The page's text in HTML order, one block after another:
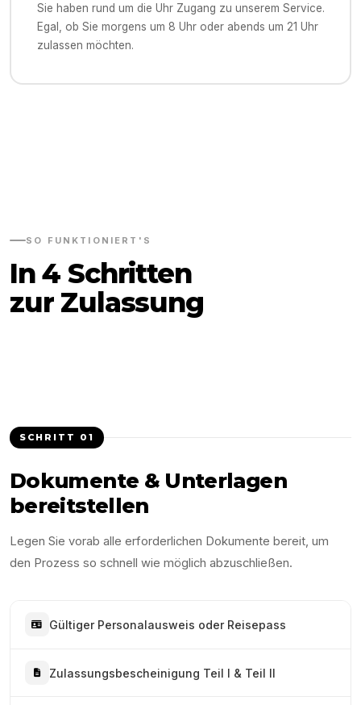
Sie haben rund um die Uhr Zugang zu unserem Service.
Egal, ob Sie morgens um 8 Uhr oder abends um 21 Uhr
zulassen möchten.
SO FUNKTIONIERT'S
In 4 Schritten
zur Zulassung
SCHRITT 01
Dokumente & Unterlagen
bereitstellen
Legen Sie vorab alle erforderlichen Dokumente bereit, um
den Prozess so schnell wie möglich abzuschließen.
Gültiger Personalausweis oder Reisepass
Zulassungsbescheinigung Teil I & Teil II